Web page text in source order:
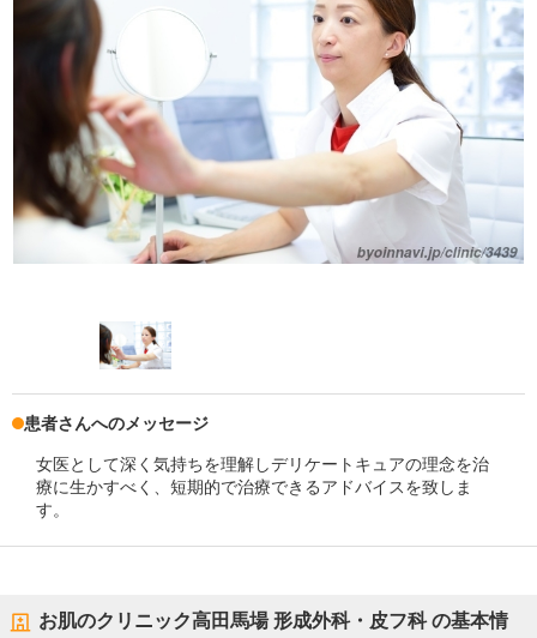
患者さんへのメッセージ
女医として深く気持ちを理解しデリケートキュアの理念を治
療に生かすべく、短期的で治療できるアドバイスを致しま
す。
お肌のクリニック高田馬場 形成外科・皮フ科の基本情